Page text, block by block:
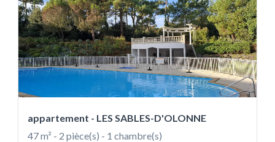
appartement - LES SABLES-D'OLONNE
47 m² - 2 pièce(s) - 1 chambre(s)